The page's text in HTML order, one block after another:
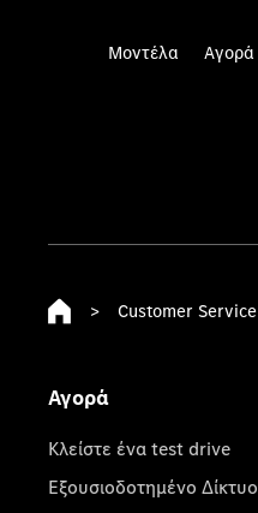
Μοντέλα Αγορά
> Customer Service
Αγορά
Κλείστε ένα test drive
Εξουσιοδοτημένο Δίκτυο